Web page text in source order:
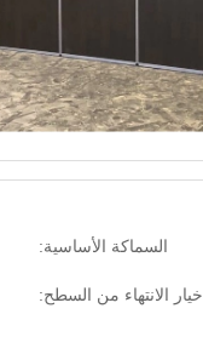
السماكة الأساسية:
خيار الانتهاء من السطح: